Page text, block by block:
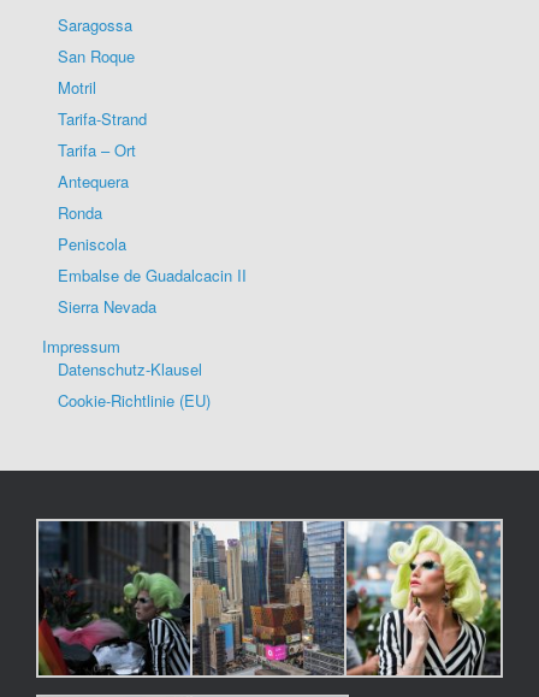
Saragossa
San Roque
Motril
Tarifa-Strand
Tarifa – Ort
Antequera
Ronda
Peniscola
Embalse de Guadalcacin II
Sierra Nevada
Impressum
Datenschutz-Klausel
Cookie-Richtlinie (EU)